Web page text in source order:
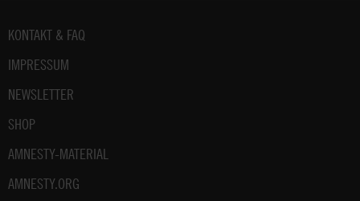
Fußbereich
KONTAKT & FAQ
IMPRESSUM
NEWSLETTER
SHOP
AMNESTY-MATERIAL
AMNESTY.ORG